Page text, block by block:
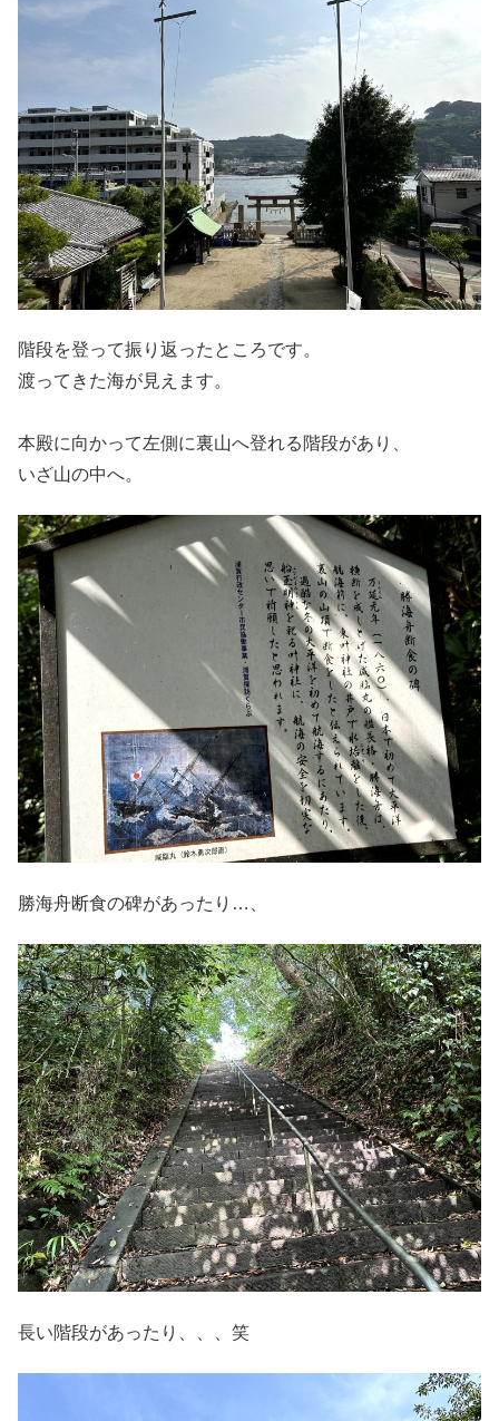
階段を登って振り返ったところです。
渡ってきた海が見えます。
本殿に向かって左側に裏山へ登れる階段があり、
いざ山の中へ。
勝海舟断食の碑があったり…、
長い階段があったり、、、笑